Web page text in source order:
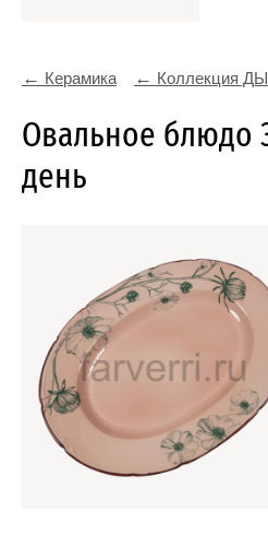
Керамика Коллекция
Овальное блюдо
день